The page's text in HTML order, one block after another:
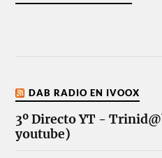
DAB RADIO EN IVOOX
3º Directo YT -
youtube)